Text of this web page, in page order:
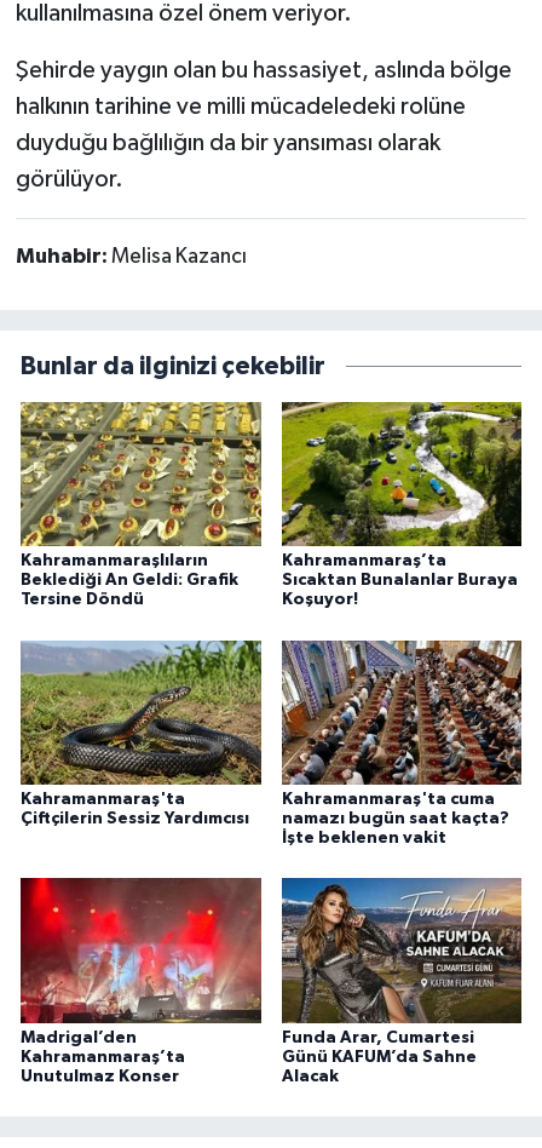
kullanılmasına özel önem veriyor.
Şehirde yaygın olan bu hassasiyet, aslında bölge
halkının tarihine ve milli mücadeledeki rolüne
duyduğu bağlılığın da bir yansıması olarak
görülüyor.
Muhabir: Melisa Kazancı
Bunlar da ilginizi çekebilir
Kahramanmaraşlıların
Beklediği An Geldi: Grafik
Tersine Döndü
Kahramanmaraş’ta
Sıcaktan Bunalanlar Buraya
Koşuyor!
Kahramanmaraş'ta
Çiftçilerin Sessiz Yardımcısı
Kahramanmaraş'ta cuma
namazı bugün saat kaçta?
İşte beklenen vakit
Madrigal’den
Kahramanmaraş’ta
Unutulmaz Konser
Funda Arar, Cumartesi
Günü KAFUM’da Sahne
Alacak